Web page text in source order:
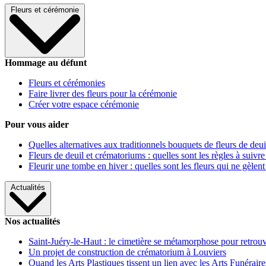
Fleurs et cérémonie
Hommage au défunt
Fleurs et cérémonies
Faire livrer des fleurs pour la cérémonie
Créer votre espace cérémonie
Pour vous aider
Quelles alternatives aux traditionnels bouquets de fleurs de
Fleurs de deuil et crématoriums : quelles sont les règles à
Fleurir une tombe en hiver : quelles sont les fleurs qui ne gèlent
Actualités
Nos actualités
Saint-Juéry-le-Haut : le cimetière se métamorphose pour
Un projet de construction de crématorium à Louviers
Quand les Arts Plastiques tissent un lien avec les Arts